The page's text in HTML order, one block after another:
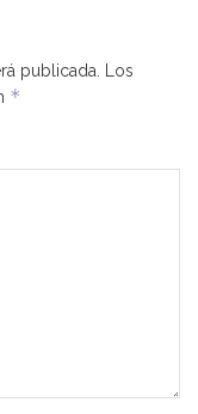
publicada.
Los
*